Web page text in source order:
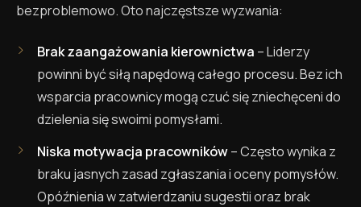
bezproblemowo. Oto najczęstsze wyzwania:
Brak zaangażowania kierownictwa – Liderzy
powinni być siłą napędową całego procesu. Bez ich
wsparcia pracownicy mogą czuć się zniechęceni do
dzielenia się swoimi pomysłami.
Niska motywacja pracowników– Często wynika z
braku jasnych zasad zgłaszania i oceny pomysłów.
Opóźnienia w zatwierdzaniu sugestii oraz brak